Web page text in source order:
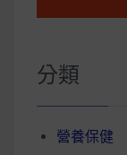
分類
營養保健